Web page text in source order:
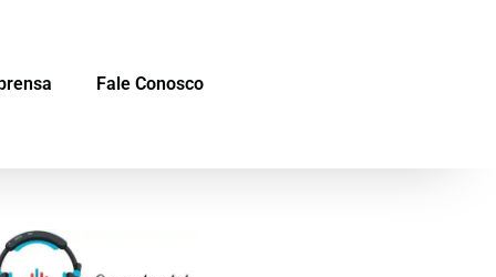
Fale Conosco